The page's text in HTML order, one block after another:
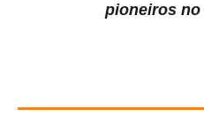
pioneiros no